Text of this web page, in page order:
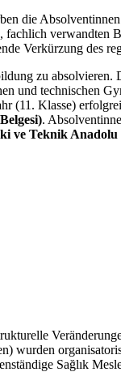
die
verwandten
Verkürzung des
zu
und technischen
(11. Klasse)
.
ve Teknik Anadolu
wurden
Sağlık